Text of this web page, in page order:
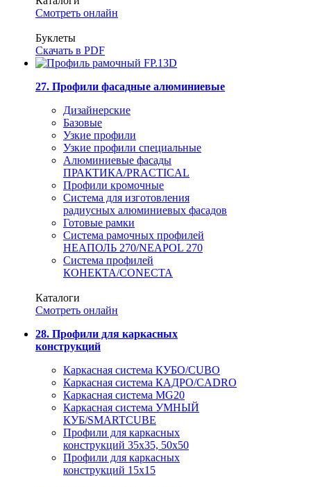
Смотреть онлайн
Буклеты
Скачать в PDF
27. Профили фасадные алюминиевые
Дизайнерские
Базовые
Узкие профили
Узкие профили специальные
Алюминиевые фасады
ПРАКТИКА/PRACTICAL
Профили кромочные
Система для изготовления
радиусных алюминиевых фасадов
Готовые рамки
Система рамочных профилей
НЕАПОЛЬ 270/NEAPOL 270
Система профилей
КОНЕКТА/CONECTA
Каталоги
Смотреть онлайн
28. Профили для каркасных
конструкций
Каркасная система КУБО/CUBO
Каркасная система КАДРО/CADRO
Каркасная система MG20
Каркасная система УМНЫЙ
КУБ/SMARTCUBE
Профили для каркасных
конструкций 35x35, 50x50
Профили для каркасных
конструкций 15х15